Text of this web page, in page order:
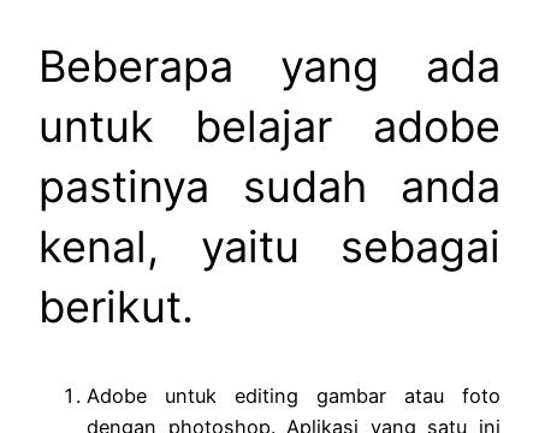
Beberapa yang ada
untuk belajar adobe
pastinya sudah anda
kenal, yaitu sebagai
berikut.
Adobe untuk editing gambar atau foto
dengan photoshop. Aplikasi yang satu ini